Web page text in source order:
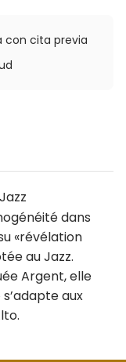
con cita previa
dans
«révélation
au Jazz.
Argent, elle
aux